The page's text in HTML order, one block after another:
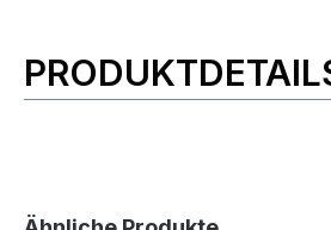
Produktinformationen
Produktgalerie überspringen